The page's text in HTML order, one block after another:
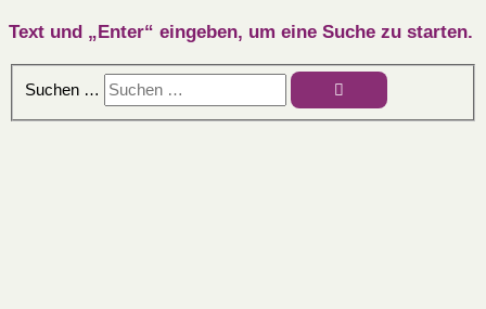
Text und „Enter“ eingeben, um eine Suche zu starten.
Suchen …